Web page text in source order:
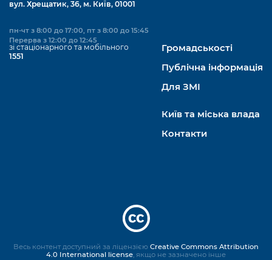
вул. Хрещатик, 36, м. Київ, 01001
пн-чт з 8:00 до 17:00, пт з 8:00 до 15:45
Перерва з 12:00 до 12:45
зі стаціонарного та мобільного
1551
Громадськості
Публічна інформація
Для ЗМІ
Київ та міська влада
Контакти
Весь контент доступний за ліцензією Creative Commons Attribution
4.0 International license, якщо не зазначено інше